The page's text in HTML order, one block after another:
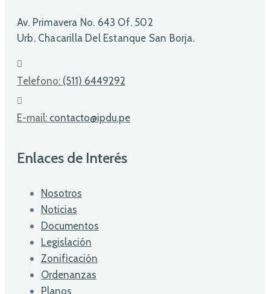
Av. Primavera No. 643 Of. 502
Urb. Chacarilla Del Estanque San Borja.
Telefono: (511) 6449292
E-mail: contacto@ipdu.pe
Enlaces de Interés
Nosotros
Noticias
Documentos
Legislación
Zonificación
Ordenanzas
Planos